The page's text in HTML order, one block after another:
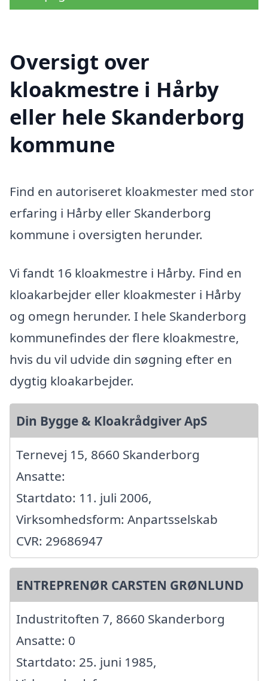
Oversigt over
kloakmestre i Hårby
eller hele Skanderborg
kommune
Find en autoriseret kloakmester med stor
erfaring i Hårby eller Skanderborg
kommune i oversigten herunder.
Vi fandt 16 kloakmestre i Hårby. Find en
kloakarbejder eller kloakmester i Hårby
og omegn herunder. I hele Skanderborg
kommunefindes der flere kloakmestre,
hvis du vil udvide din søgning efter en
dygtig kloakarbejder.
Din Bygge & Kloakrådgiver ApS
Ternevej 15, 8660 Skanderborg
Ansatte:
Startdato: 11. juli 2006,
Virksomhedsform: Anpartsselskab
CVR: 29686947
ENTREPRENØR CARSTEN GRØNLUND
Industritoften 7, 8660 Skanderborg
Ansatte: 0
Startdato: 25. juni 1985,